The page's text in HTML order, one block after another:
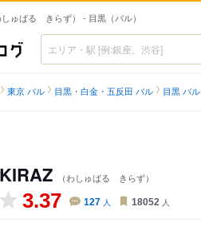
ゅばる きらず） - 目黒（バル）
食べログ
東京 バル 目黒・白金・五反田 バル 目黒 バル
（わしゅばる きらず）
3.37 127 人 18052 人